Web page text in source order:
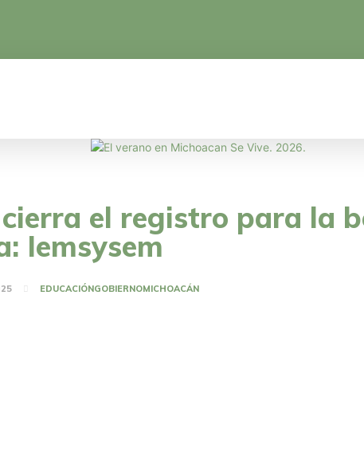
el registro para la
Iemsysem
EDUCACIÓNGOBIERNOMICHOACÁN